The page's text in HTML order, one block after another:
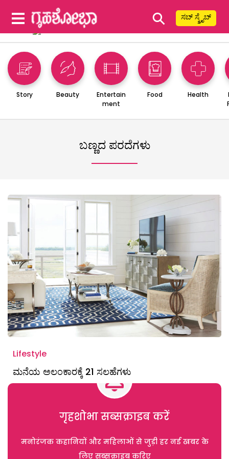
⚲ ಸಬ್ ಸ್ಕ್ರೈಬ್
Story Beauty
Entertain
ment
Food Health
ಬಣ್ಣದ ಪರದೆಗಳು
Lifestyle
ಮನೆಯ ಅಲಂಕಾರಕ್ಕೆ 21 ಸಲಹೆಗಳು
गृहशोभा सब्सक्राइब करें
मनोरंजक कहानियों और महिलाओं से जुड़ी हर नई खबर के
लिए सब्सक्राइब करिए